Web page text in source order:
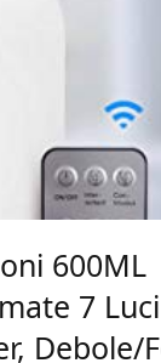
600ML
7 Luci
Debole/